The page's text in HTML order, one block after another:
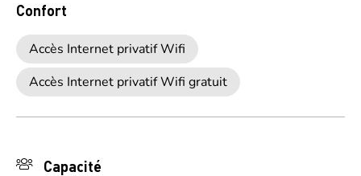
Confort
Accès Internet privatif Wifi
Accès Internet privatif Wifi gratuit
Capacité